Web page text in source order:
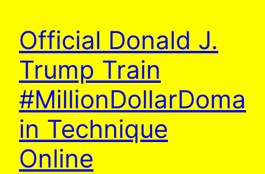
Official Donald J.
Trump Train
#MillionDollarDoma
in Technique
Online